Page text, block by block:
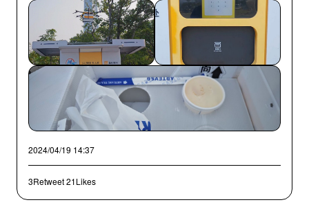
2024/04/19 14:37
3Retweet21Likes